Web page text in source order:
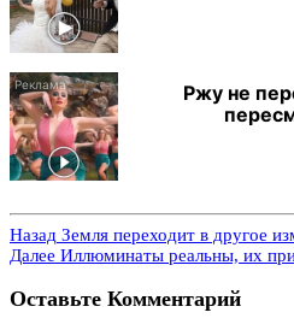
Ржу не
Назад Земля переходит в другое
Далее Иллюминаты реальны, их
Оставьте Комментарий